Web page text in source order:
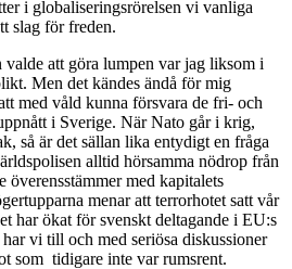
i globaliseringsrörelsen vi vanliga
slag för freden.
valde att göra lumpen var jag liksom i
Men det kändes ändå för mig
med våld kunna försvara de fri- och
i Sverige. När Nato går i krig,
så är det sällan lika entydigt en fråga
alltid hörsamma nödrop från
med kapitalets
menar att terrorhotet satt vår
har ökat för svenskt deltagande i EU:s
vi till och med seriösa diskussioner
som tidigare inte var rumsrent.